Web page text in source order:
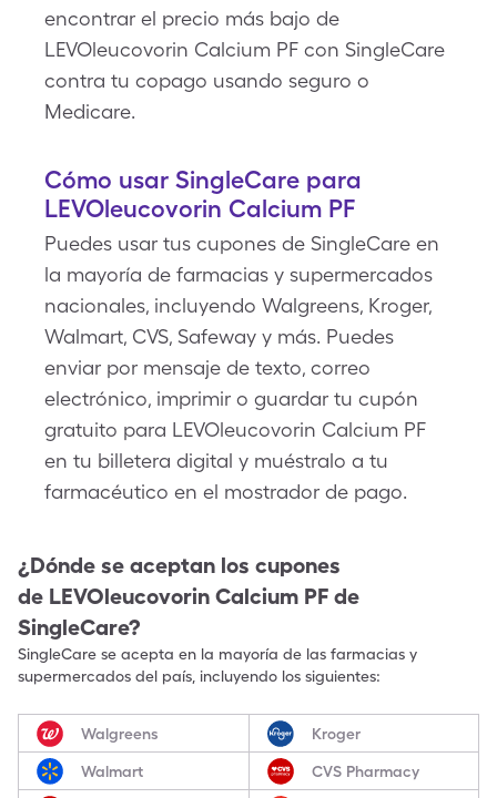
encontrar el precio más bajo de
LEVOleucovorin Calcium PF con SingleCare
contra tu copago usando seguro o
Medicare.
Cómo usar SingleCare para
LEVOleucovorin Calcium PF
Puedes usar tus cupones de SingleCare en
la mayoría de farmacias y supermercados
nacionales, incluyendo Walgreens, Kroger,
Walmart, CVS, Safeway y más. Puedes
enviar por mensaje de texto, correo
electrónico, imprimir o guardar tu cupón
gratuito para LEVOleucovorin Calcium PF
en tu billetera digital y muéstralo a tu
farmacéutico en el mostrador de pago.
¿Dónde se aceptan los cupones
de LEVOleucovorin Calcium PF de
SingleCare?
SingleCare se acepta en la mayoría de las farmacias y
supermercados del país, incluyendo los siguientes:
Walgreens Kroger
Walmart CVS Pharmacy